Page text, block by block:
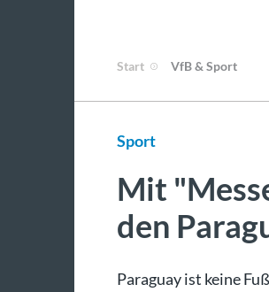
Start VfB & Sport
Sport
Mit
den
Paraguay ist keine